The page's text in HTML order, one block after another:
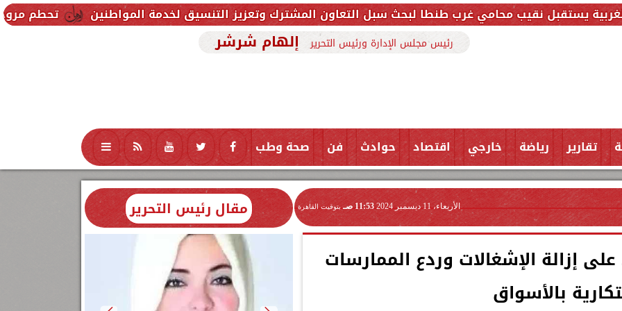
تحطم مروحية أثناء مكافحة محامي غرب طنطا لبحث سبل التعاون المشترك وتعزيز التنسيق لخدمة المواطنين
رئيس مجلس الإدارة ورئيس التحرير إلهام شرشر
تقارير رياضة خارجي اقتصاد حوادث فن صحة وطب تكنولوجيا منوعات محافظات
الأربعاء، 11 ديسمبر 2024 11:53 صـ بتوقيت القاهرة
إزالة الإشغالات وردع الممارسات
بالأسواق
مقال رئيس التحرير